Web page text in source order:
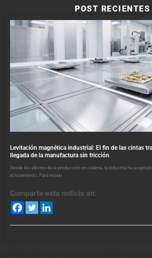
POST RECIENTES
Levitación magnética industrial: El fin de las cintas
llegada de la manufactura sin fricción
Desde los albores de la producción en cadena, la industria ha
el rozamiento. Para mover
Comparte esta noticia en: